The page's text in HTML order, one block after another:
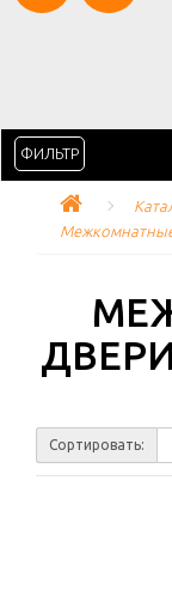
ФИЛЬТР
Сортировать: